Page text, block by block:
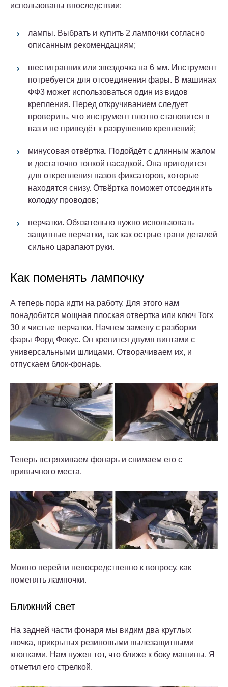
использованы впоследствии:
лампы. Выбрать и купить 2 лампочки согласно
описанным рекомендациям;
шестигранник или звездочка на 6 мм. Инструмент
потребуется для отсоединения фары. В машинах
ФФ3 может использоваться один из видов
крепления. Перед откручиванием следует
проверить, что инструмент плотно становится в
паз и не приведёт к разрушению креплений;
минусовая отвёртка. Подойдёт с длинным жалом
и достаточно тонкой насадкой. Она пригодится
для открепления пазов фиксаторов, которые
находятся снизу. Отвёртка поможет отсоединить
колодку проводов;
перчатки. Обязательно нужно использовать
защитные перчатки, так как острые грани деталей
сильно царапают руки.
Как поменять лампочку
А теперь пора идти на работу. Для этого нам
понадобится мощная плоская отвертка или ключ Torx
30 и чистые перчатки. Начнем замену с разборки
фары Форд Фокус. Он крепится двумя винтами с
универсальными шлицами. Отворачиваем их, и
отпускаем блок-фонарь.
Теперь встряхиваем фонарь и снимаем его с
привычного места.
Можно перейти непосредственно к вопросу, как
поменять лампочки.
Ближний свет
На задней части фонаря мы видим два круглых
лючка, прикрытых резиновыми пылезащитными
кнопками. Нам нужен тот, что ближе к боку машины. Я
отметил его стрелкой.